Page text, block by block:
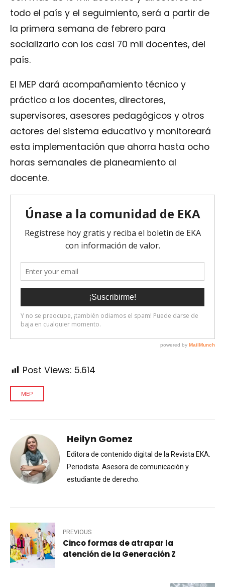
todo el país y el seguimiento, será a partir de
la primera semana de febrero para
socializarlo con los casi 70 mil docentes, del
país.
El MEP dará acompañamiento técnico y
práctico a los docentes, directores,
supervisores, asesores pedagógicos y otros
actores del sistema educativo y monitoreará
esta implementación que ahorra hasta ocho
horas semanales de planeamiento al
docente.
Post Views: 5.614
MEP
Heilyn Gomez
Editora de contenido digital de la Revista EKA.
Periodista. Asesora de comunicación y
estudiante de derecho.
PREVIOUS
Cinco formas de atrapar la
atención de la Generación Z